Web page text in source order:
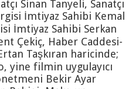
Sinan Tanyeli, Sanatçı
İmtiyaz Sahibi Kemal
İmtiyaz Sahibi Serkan
Çekiç, Haber Caddesi-
Taşkıran haricinde;
yine filmin uygulayıcı
Bekir Ayar